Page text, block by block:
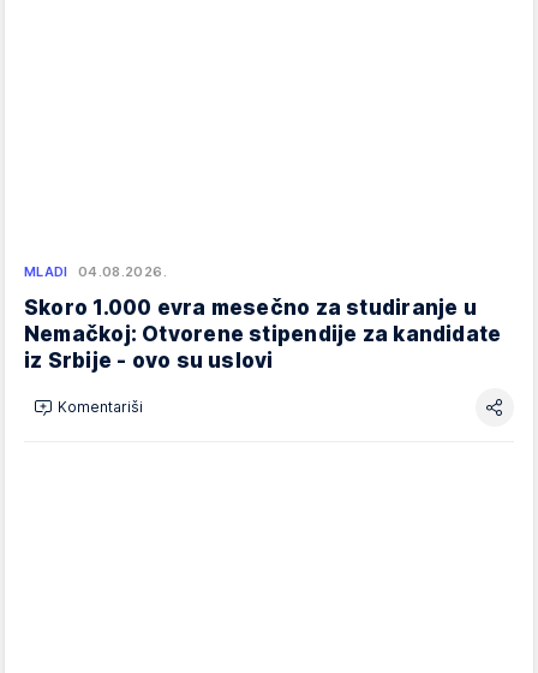
MLADI 04.08.2026.
Skoro 1.000 evra mesečno za studiranje u
Nemačkoj: Otvorene stipendije za kandidate
iz Srbije - ovo su uslovi
Komentariši